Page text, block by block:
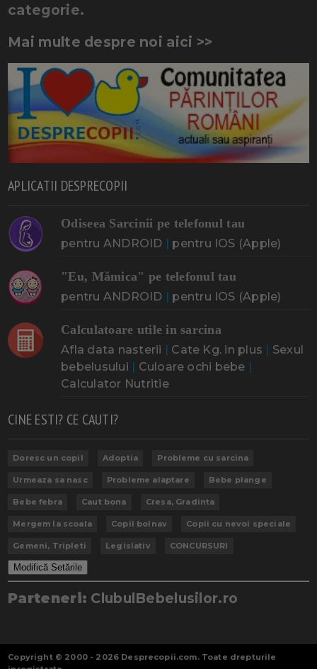
categorie.
Mai multe despre noi aici >>
APLICATII DESPRECOPII
Odiseea Sarcinii pe telefonul tau
pentru ANDROID | pentru IOS (Apple)
"Eu, Mămica" pe telefonul tau
pentru ANDROID | pentru IOS (Apple)
Calculatoare utile in sarcina
Afla data nasterii | Cate Kg. in plus | Sexul
bebelusului | Culoare ochi bebe |
Calculator Nutritie
CINE ESTI? CE CAUTI?
Doresc un copil Adoptia Probleme cu sarcina
Urmeaza sa nasc Probleme alaptare Bebe plange
Bebe febra Caut bona Cresa, Gradinta
Mergem la scoala Copil bolnav Copii cu nevoi speciale
Gemeni, Tripleti Legislativ CONCURSURI
Modifică Setările
Parteneri: ClubulBebelusilor.ro
Copyright © 2000 - 2026 Desprecopii.com. Toate drepturile